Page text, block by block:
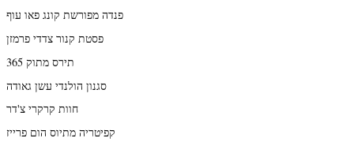
פנדה מפורשת קונג פאו עוף
פסטת קנור צדדי פרמזן
תירס מתוק 365
סגנון הולנדי עשן גאודה
חוות קרקרי צ'דר
קפיטריה מתיוס הום פרייז